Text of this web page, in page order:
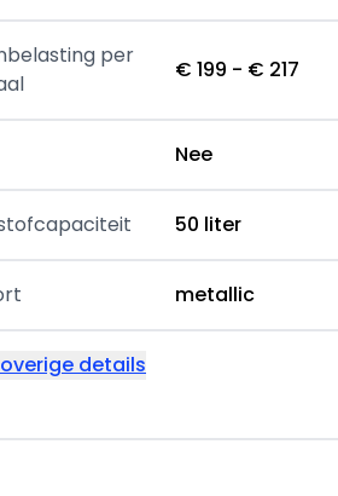
per
€ 199 - € 217
Nee
50 liter
metallic
details